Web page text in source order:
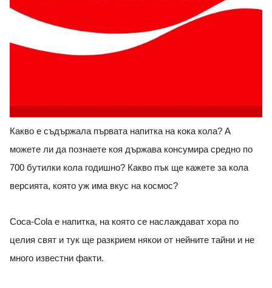
Какво е съдържала първата напитка на кока кола? А
можете ли да познаете коя държава консумира средно по
700 бутилки кола годишно? Какво пък ще кажете за кола
версията, която уж има вкус на космос?
Coca-Cola е напитка, на която се наслаждават хора по
целия свят и тук ще разкрием някои от нейните тайни и не
много известни факти.